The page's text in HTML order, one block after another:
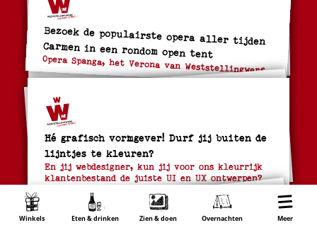
Winkels Eten & drinken Zien & doen Overnachten Wonen
Meer
Bezoek de populairste opera aller tijden
Carmen in een rondom open tent
Opera Spanga, het Verona van Weststellingwerf
Hé grafisch vormgever! Durf jij buiten de
lijntjes te kleuren?
En jij webdesigner, kun jij voor ons kleurrijk
klantenbestand de juiste UI en UX ontwerpen?